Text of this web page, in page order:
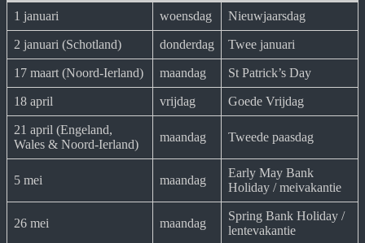
1 januari woensdag Nieuwjaarsdag
2 januari (Schotland) donderdag Twee januari
17 maart (Noord-Ierland) maandag St Patrick’s Day
18 april vrijdag Goede Vrijdag
21 april (Engeland,
Wales & Noord-Ierland)
maandag Tweede paasdag
5 mei maandag
Early May Bank
Holiday / meivakantie
26 mei maandag
Spring Bank Holiday /
lentevakantie